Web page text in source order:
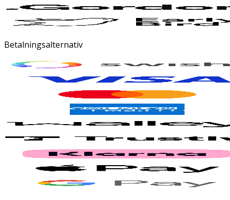
Betalningsalternativ